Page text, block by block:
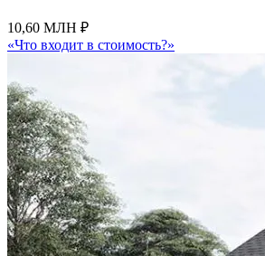
10,60 МЛН ₽
«Что входит в стоимость?»